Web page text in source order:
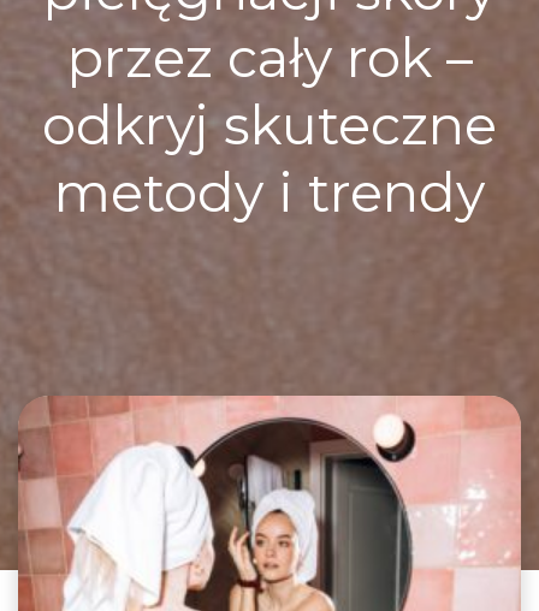
przez cały rok –
odkryj skuteczne
metody i trendy